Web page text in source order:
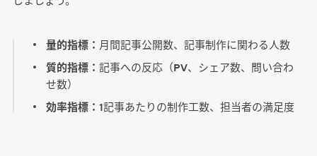
量的指標： 月間記事公開数、記事制作に関わる人数
質的指標：記事への反応（PV、シェア数、問い合わ
せ数）
効率指標：1記事あたりの制作工数、担当者の満足度